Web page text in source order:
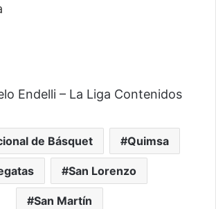
Endelli – La Liga Contenidos
de Básquet Quimsa
San Lorenzo
San Martín